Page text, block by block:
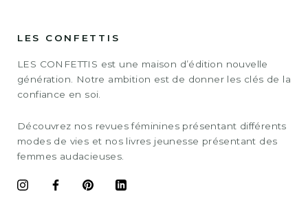
LES CONFETTIS
LES CONFETTIS est une maison d’édition nouvelle
génération. Notre ambition est de donner les clés de la
confiance en soi.
Découvrez nos revues féminines présentant différents
modes de vies et nos livres jeunesse présentant des
femmes audacieuses.